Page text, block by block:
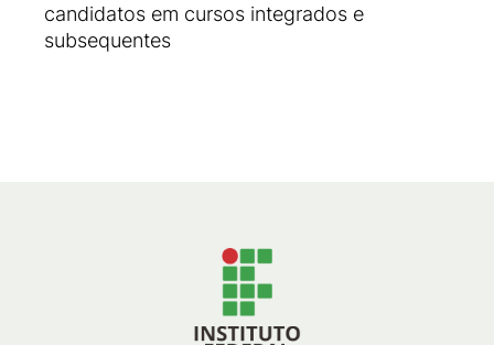
candidatos em cursos integrados e
subsequentes